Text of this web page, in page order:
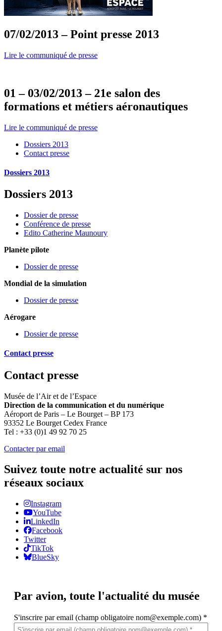
07/02/2013 – Point presse 2013
Lire le communiqué de presse
01 – 03/02/2013 – 21e salon des
formations et métiers aéronautiques
Lire le communiqué de presse
Dossiers 2013
Contact presse
Dossiers 2013
Dossiers 2013
Dossier de presse
Conférence de presse
Edito Catherine Maunoury
Planète pilote
Dossier de presse
Mondial de la simulation
Dossier de presse
Aérogare
Dossier de presse
Contact presse
Contact presse
Musée de l’Air et de l’Espace
Direction de la communication et du numérique
Aéroport de Paris – Le Bourget – BP 173
93352 Le Bourget Cedex France
Tel : +33 (0)1 49 92 70 25
Contacter par email
Suivez toute notre actualité sur nos
réseaux sociaux
Instagram
YouTube
LinkedIn
Facebook
Twitter
TikTok
BlueSky
Par avion, toute l'actualité du musée
S'inscrire par email (champ obligatoire nom@exemple.com) *